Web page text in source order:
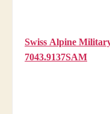
Swiss Alpine
7043.9137SAM